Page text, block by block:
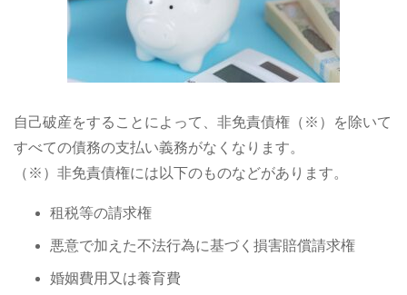
自己破産をすることによって、非免責債権（※）を除いて
すべての債務の支払い義務がなくなります。
（※）非免責債権には以下のものなどがあります。
租税等の請求権
悪意で加えた不法行為に基づく損害賠償請求権
婚姻費用又は養育費